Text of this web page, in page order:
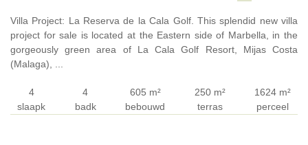
Villa Project: La Reserva de la Cala Golf. This splendid new villa
project for sale is located at the Eastern side of Marbella, in the
gorgeously green area of La Cala Golf Resort, Mijas Costa
(Malaga), ...
4
slaapk
4
badk
605 m²
bebouwd
250 m²
terras
1624 m²
perceel